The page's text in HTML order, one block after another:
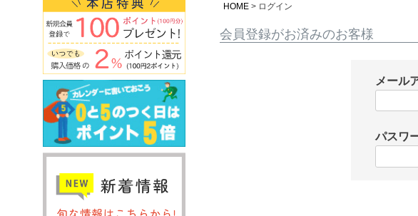
HOME ログイン
会員登録がお済みのお客様
メール
パスワ